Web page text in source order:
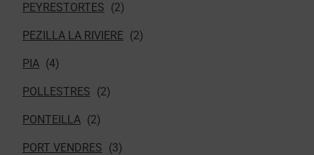
PEYRESTORTES
PEZILLA LA RIVIERE
PIA
POLLESTRES
PONTEILLA
PORT VENDRES